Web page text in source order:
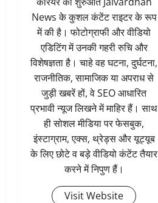
News के कुशल कंटेंट राइटर के रूप
में की है। फोटोग्राफी और वीडियो
एडिटिंग में उनकी गहरी रुचि और
विशेषज्ञता है। चाहे वह घटना, दुर्घटना,
राजनीतिक, सामाजिक या अपराध से
जुड़ी खबरें हों, वे SEO आधारित
प्रभावी न्यूज लिखने में माहिर हैं। साथ
ही सोशल मीडिया पर फेसबुक,
इंस्टाग्राम, एक्स, थ्रेड्स और यूट्यूब
के लिए छोटे व बड़े वीडियो कंटेंट तैयार
करने में निपुण हैं।
Visit Website